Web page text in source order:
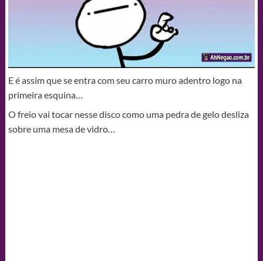
E é assim que se entra com seu carro muro adentro logo na
primeira esquina…
O freio vai tocar nesse disco como uma pedra de gelo desliza
sobre uma mesa de vidro…